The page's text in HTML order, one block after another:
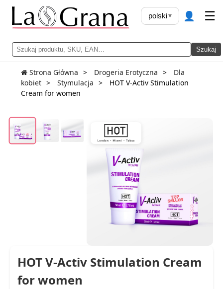
Szukaj
polski▾ 👤 ☰
Strona Główna Drogeria Erotyczna
Dla
kobiet
Stymulacja
HOT V-Activ Stimulation
Cream for women
HOT V-Activ Stimulation Cream
for women